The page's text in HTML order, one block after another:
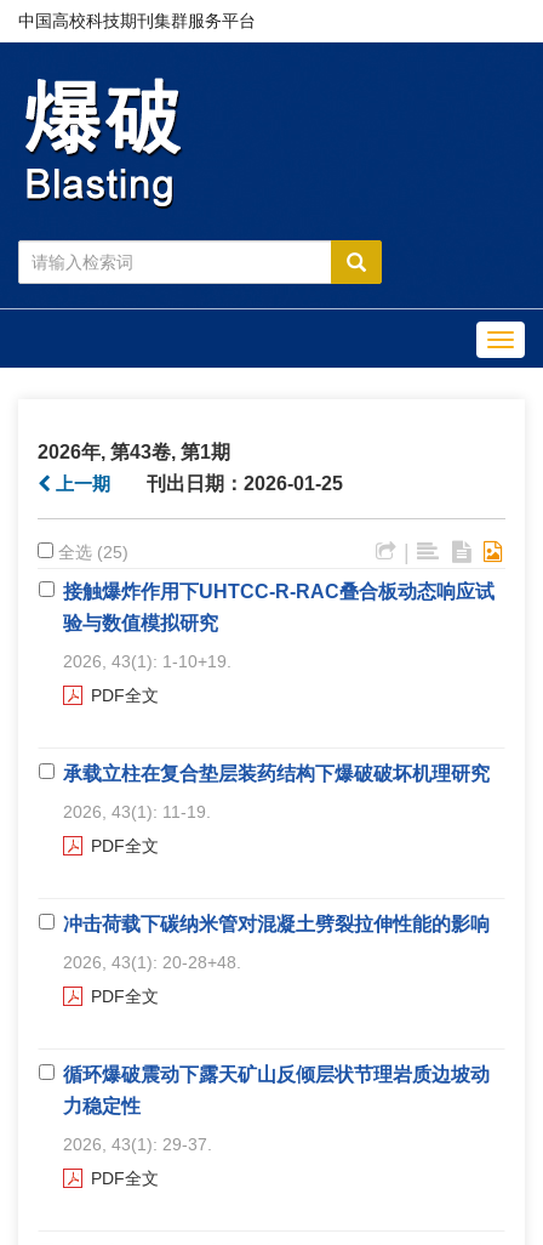
中国高校科技期刊集群服务平台
2026年, 第43卷, 第1期
刊出日期：2026-01-25
上一期
全选 (25)
接触爆炸作用下UHTCC-R-RAC叠合板动态响应试
验与数值模拟研究
2026, 43(1): 1-10+19.
PDF全文
承载立柱在复合垫层装药结构下爆破破坏机理研究
2026, 43(1): 11-19.
PDF全文
冲击荷载下碳纳米管对混凝土劈裂拉伸性能的影响
2026, 43(1): 20-28+48.
PDF全文
循环爆破震动下露天矿山反倾层状节理岩质边坡动
力稳定性
2026, 43(1): 29-37.
PDF全文